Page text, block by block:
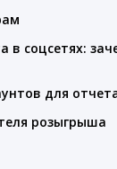
в соцсетях:
для
розыгрыша